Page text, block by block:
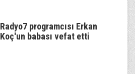
Radyo7 programcısı Erkan
Koç'un babası vefat etti